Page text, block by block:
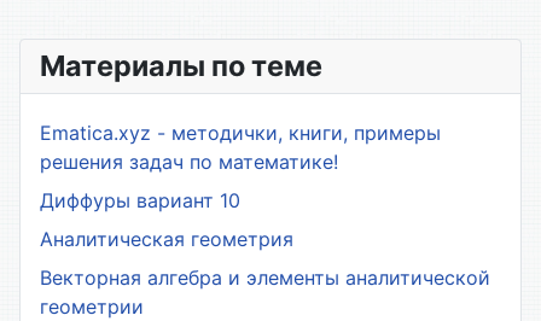
Материалы по теме
Ematica.xyz - методички, книги, примеры
решения задач по математике!
Диффуры вариант 10
Аналитическая геометрия
Векторная алгебра и элементы аналитической
геометрии